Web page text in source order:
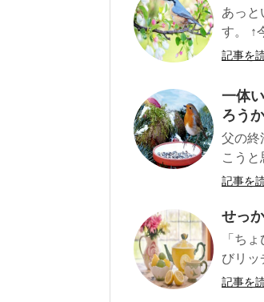
あっと
す。 ↑
記事を
一体
ろうか
父の終
こう
記事を
せっ
「ち
びリッ
記事を